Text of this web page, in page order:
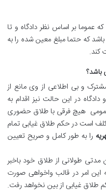
عموما بر اساس نظر دادگاه و تا
که حتما مبلغ معین شده را به
کند.
باشد؟
و بی اطلاعی از وی مانع از
در این حالت نیز اقدام به
هیچ فرقی با طلاق حضوری
است در حکم طلاق غیابی تمام
را به طور کامل و صریح تعیین
طولانی از طلاق خود باخبر
این امر در قالب واخواهی صورت
طلاق غیابی از بین نخواهد رفت.